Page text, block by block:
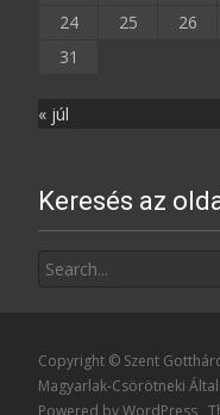
24
25 26
31
« júl
Keresés az
for:
Copyright © Szent
Magyarlak-Csörötneki
Powered by WordPress ,